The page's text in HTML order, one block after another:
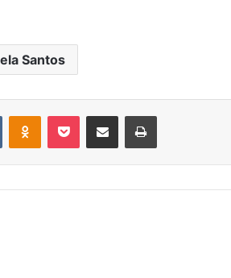
Santos
VK OK Pocket Compartilhar via e-mail Imprimir